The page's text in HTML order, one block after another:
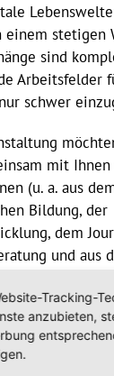
stetigen
sind
Arbeitsfelder
schwer
mit
(u. a. aus
Bildung, der
dem
und aus
der Gaming-
annähern,
und
und zur
Tracking-
anzubieten,